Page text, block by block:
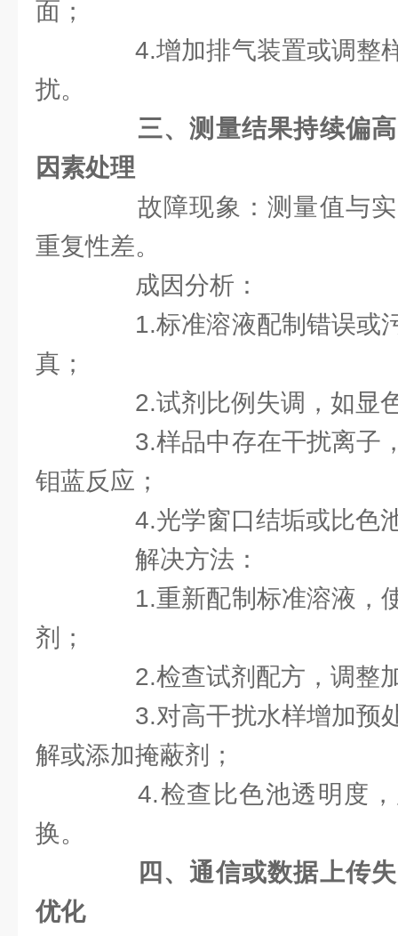
面；
4.增加排气装置或调整
扰。
三、测量结果持续偏
因素处理
故障现象：测量值与实
重复性差。
成因分析：
1.标准溶液配制错误或
真；
2.试剂比例失调，如显
3.样品中存在干扰离子
钼蓝反应；
4.光学窗口结垢或比色
解决方法：
1.重新配制标准溶液，
剂；
2.检查试剂配方，调整
3.对高干扰水样增加预
解或添加掩蔽剂；
4.检查比色池透明度，
换。
四、通信或数据上传
优化